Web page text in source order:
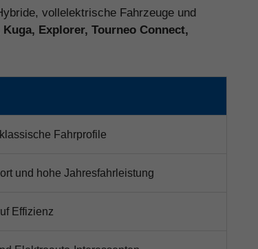
vollelektrische Fahrzeuge und
Explorer, Tourneo Connect,
Fahrprofile
und hohe Jahresfahrleistung
Effizienz